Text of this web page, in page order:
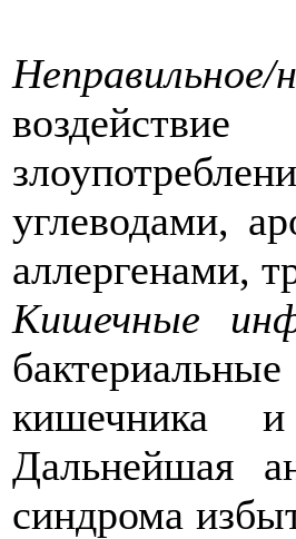
углеводами,
аллергенами,
Кишечные
кишечника
Дальнейшая
синдрома